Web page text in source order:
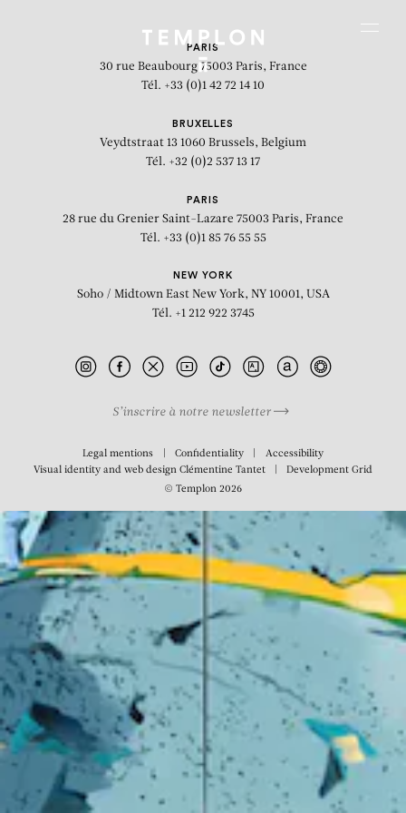
Expo Hérésie 2015
PARIS
30 rue Beaubourg 75003 Paris, France
Tél. +33 (0)1 42 72 14 10
BRUXELLES
Veydtstraat 13 1060 Brussels, Belgium
Tél. +32 (0)2 537 13 17
PARIS
28 rue du Grenier Saint-Lazare 75003 Paris, France
Tél. +33 (0)1 85 76 55 55
NEW YORK
Soho / Midtown East New York, NY 10001, USA
Tél. +1 212 922 3745
S’inscrire à notre newsletter
Legal mentions Confidentiality
Accessibility
Visual identity and web design Clémentine Tantet DevelopmentGrid
© Templon 2026